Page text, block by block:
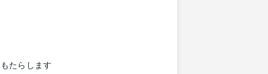
たらします